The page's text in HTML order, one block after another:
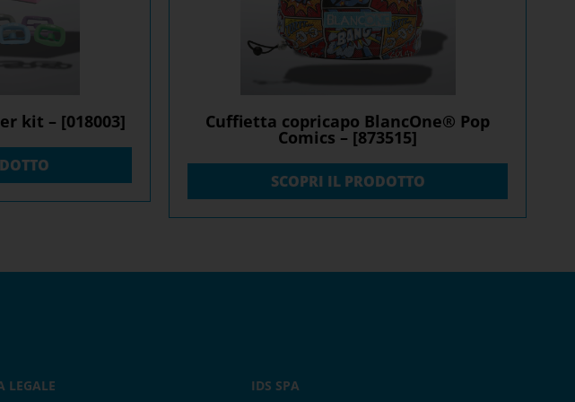
kit – [018003] Cuffietta copricapo BlancOne® Pop
Comics – [873515]
SCOPRI IL PRODOTTO
LEGALE IDS SPA